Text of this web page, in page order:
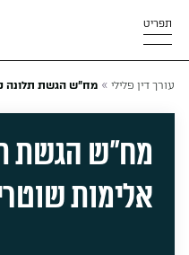
תפריט
עורך דין פלילי » מח”ש הגשת תלונה
מח”ש הגשת
אלימות